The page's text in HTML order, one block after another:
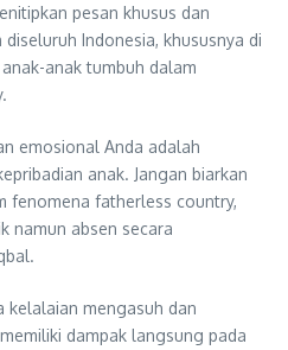
pesan khusus dan
Indonesia, khususnya di
anak tumbuh dalam
emosional Anda adalah
anak. Jangan biarkan
fenomena fatherless country,
namun absen secara
kelalaian mengasuh dan
dampak langsung pada